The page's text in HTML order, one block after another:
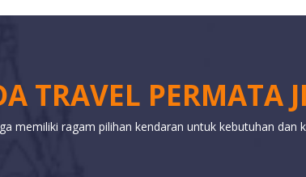
TRAVEL PERMATA
memiliki ragam pilihan kendaran untuk kebutuhan dan